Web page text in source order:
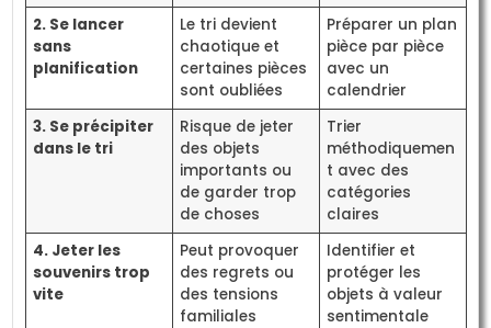
2. Se lancer
sans
planification
Le tri devient
chaotique et
certaines pièces
sont oubliées
Préparer un plan
pièce par pièce
avec un
calendrier
3. Se précipiter
dans le tri
Risque de jeter
des objets
importants ou
de garder trop
de choses
Trier
méthodiquemen
t avec des
catégories
claires
4. Jeter les
souvenirs trop
vite
Peut provoquer
des regrets ou
des tensions
familiales
Identifier et
protéger les
objets à valeur
sentimentale